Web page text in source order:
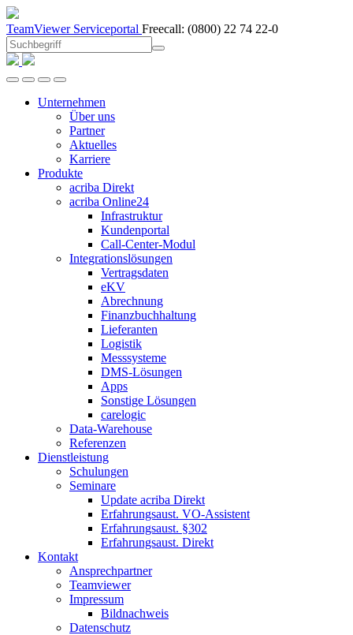
TeamViewer Serviceportal Freecall: (0800) 22 74 22-0
Unternehmen
Über uns
Partner
Aktuelles
Karriere
Produkte
acriba Direkt
acriba Online24
Infrastruktur
Kundenportal
Call-Center-Modul
Integrationslösungen
Vertragsdaten
eKV
Abrechnung
Finanzbuchhaltung
Lieferanten
Logistik
Messsysteme
DMS-Lösungen
Apps
Sonstige Lösungen
carelogic
Data-Warehouse
Referenzen
Dienstleistung
Schulungen
Seminare
Update acriba Direkt
Erfahrungsaust. VO-Assistent
Erfahrungsaust. §302
Erfahrungsaust. Direkt
Kontakt
Ansprechpartner
Teamviewer
Impressum
Bildnachweis
Datenschutz